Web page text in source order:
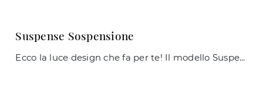
Suspense Sospensione
Ecco la luce design che fa per te! Il modello Suspense Sospensione è una tra le nostre lampade a sospensione di Midj.